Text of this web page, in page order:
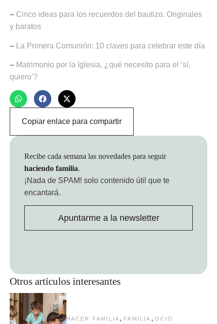
– Cinco ideas para los recuerdos del bautizo. Originales
y baratos
– La Primera Comunión: 10 claves para celebrar este día
– Matrimonio por la Iglesia, ¿qué necesito para el ‘sí,
quiero’?
Copiar enlace para compartir
Otros artículos interesantes
HACER FAMILIA , FAMILIA , OCIO
Recibe cada semana las novedades para seguir
haciendo familia.
¡Nada de SPAM! solo contenido útil que te
encantará.
Apuntarme a la newsletter